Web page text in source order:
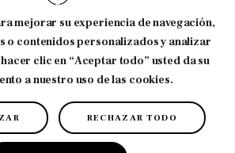
mejorar su experiencia de navegación,
o contenidos personalizados y analizar
clic en “Aceptar todo” usted da su
a nuestro uso de las cookies.
RECHAZAR TODO
Canal Ético
al newsletter
Colegio Oficial de Dietistas-